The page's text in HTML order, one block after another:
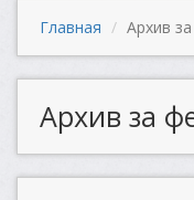
Главная Архив
Архив за